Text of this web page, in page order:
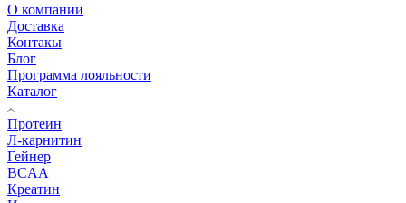
О компании
Доставка
Контакы
Блог
Программа лояльности
Каталог
Протеин
Л-карнитин
Гейнер
BCAA
Креатин